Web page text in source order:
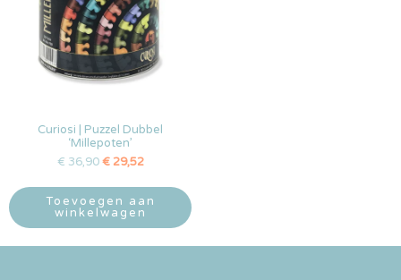
Curiosi | Puzzel Dubbel
‘Millepoten’
€ 36,90 €29,52
Toevoegen aan
winkelwagen